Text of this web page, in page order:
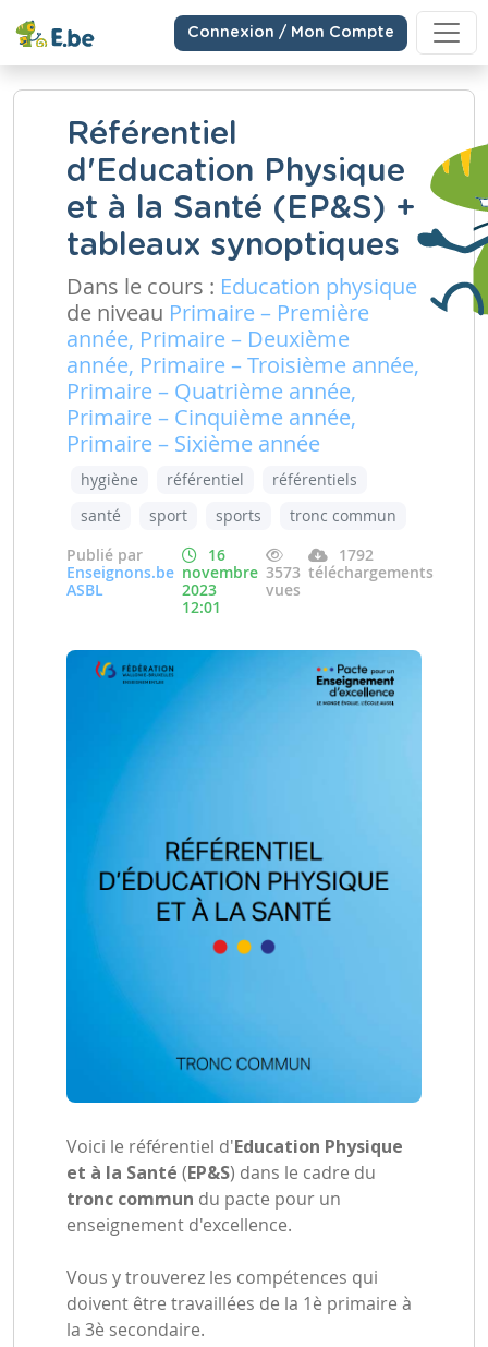
Connexion / Mon Compte
Référentiel
d'Education Physique
et à la Santé (EP&S) +
tableaux synoptiques
Dans le cours : Education physique
de niveau Primaire – Première
année, Primaire – Deuxième
année, Primaire – Troisième année,
Primaire – Quatrième année,
Primaire – Cinquième année,
Primaire – Sixième année
hygiène référentiel
référentiels
santé
sport sports
tronc commun
Publié par
Enseignons.be
ASBL
16
novembre
2023
12:01
3573
vues
1792
téléchargements
Voici le référentiel d'Education Physique
et à la Santé (EP&S) dans le cadre du
tronc commun du pacte pour un
enseignement d'excellence.
Vous y trouverez les compétences qui
doivent être travaillées de la 1è primaire à
la 3è secondaire.